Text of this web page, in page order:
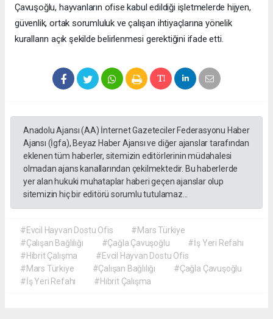
Çavuşoğlu, hayvanların ofise kabul edildiği işletmelerde hijyen,
güvenlik, ortak sorumluluk ve çalışan ihtiyaçlarına yönelik
kuralların açık şekilde belirlenmesi gerektiğini ifade etti.
Anadolu Ajansı (AA) İnternet Gazeteciler Federasyonu Haber
Ajansı (İgfa), Beyaz Haber Ajansı ve diğer ajanslar tarafından
eklenen tüm haberler, sitemizin editörlerinin müdahalesi
olmadan ajans kanallarından çekilmektedir. Bu haberlerde
yer alan hukuki muhataplar haberi geçen ajanslar olup
sitemizin hiç bir editörü sorumlu tutulamaz...
#Evcil Hayvan Dostu Ofis
#Mars Türkiye
#Çalışan Bağlılığı
#Çağla Çavuşoğlu
#İş Yeri Refahı
#Hibrit Çalışma
#Evcil Hayvan Dostu Ofis
#Mars Türkiye
#Çalışan Bağlılığı
#Çağla Çavuşoğlu
#İş Yeri Refahı
#Hibrit Çalışma